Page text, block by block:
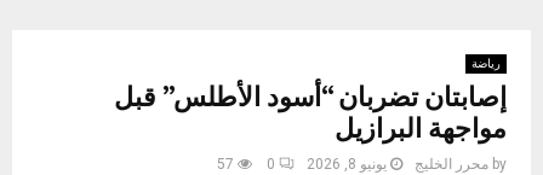
رياضة
إصابتان تضربان “أسود الأطلس” قبل
مواجهة البرازيل
by محرر الخليج يونيو 8, 2026 0
57